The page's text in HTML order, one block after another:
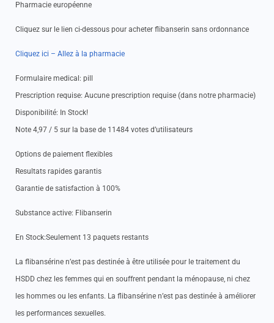
Pharmacie européenne
Cliquez sur le lien ci-dessous pour acheter flibanserin sans ordonnance
Cliquez ici – Allez à la pharmacie
Formulaire medical: pill
Prescription requise: Aucune prescription requise (dans notre pharmacie)
Disponibilité: In Stock!
Note 4,97 / 5 sur la base de 11484 votes d’utilisateurs
Options de paiement flexibles
Resultats rapides garantis
Garantie de satisfaction à 100%
Substance active: Flibanserin
En Stock:Seulement 13 paquets restants
La flibansérine n’est pas destinée à être utilisée pour le traitement du
HSDD chez les femmes qui en souffrent pendant la ménopause, ni chez
les hommes ou les enfants. La flibansérine n’est pas destinée à améliorer
les performances sexuelles.